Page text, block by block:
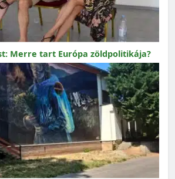
Merre tart Európa zöldpolitikája?